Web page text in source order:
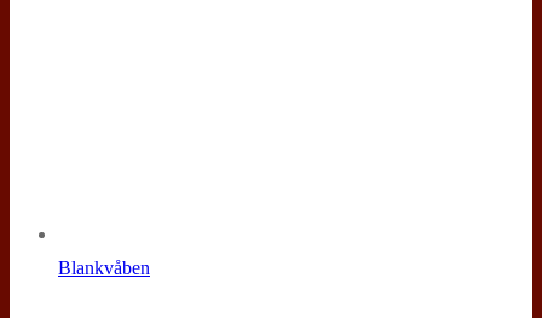
Blankvåben